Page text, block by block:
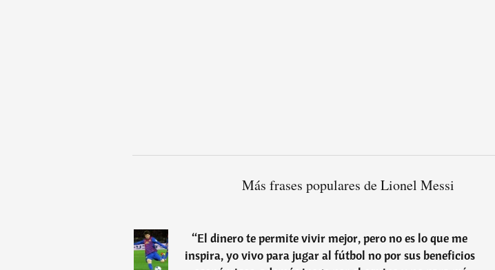
Más frases populares de Lionel Messi
“El dinero te permite vivir mejor, pero no es lo que me
inspira, yo vivo para jugar al fútbol no por sus beneficios